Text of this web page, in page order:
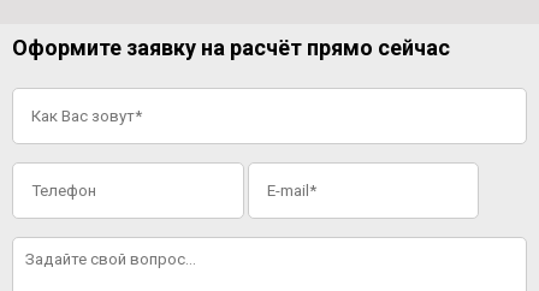
Оформите заявку на расчёт прямо сейчас